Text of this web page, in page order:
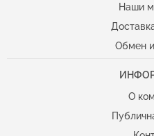
Наши
Обмен
О